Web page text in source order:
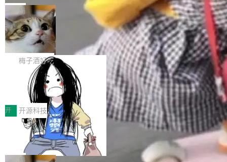
可控性和代码质量提出了更高要求。 首先是数据
安全与合规要求。对于大多数普通研发场景，公
有云模型能够满足快速试用和效率提升的需求。
但对于金融、能源、医疗等对数据安全要求较...
各业的Agent走向规模化建设，算力构成形态逐
渐丰富，用户关注的重点也在发生变化：不只是
让AI用起来，还要进一步看清混合算力时代下，
Token花在哪里、算力是否被充分利用，以及持
续增长的AI成本该如何优化。 深信服AI算力网关
正是围绕这些实际问题，从Token治理和成本治
理两个方面，让用户的每一份算力都看得清、管
得住、用得稳、省得下、更安全！ 一、从现在开
始，Token使用一目...
Bigtable 作者之一。TensorFlow 的作者之一。
Gemini 的架构师。Google 首席科学家。 Jeff D
ean 在 Google 工作了 27 年后，宣布离职。 他
不是一个人走。一同离开的还有 Sanjay Ghema
wat（Google 员工编号 23，Jeff Dean 二十多
年的编程搭档，MapReduce 和 Bigtable 的共同
作者）、Quoc Le（Google 大脑核心成员，Se
q2Seq 和 DocAI 的共同发明人）以及 Oriol Vin
yals（Gemini 联合负责人，AlphaSta...
局
🔥 SolonCode v2026.8.4 发布：界面
字体可调、22 种语言、记忆搜索增强
打开终端就能上岗的全中文编码智能体，这一轮
把「看得清、用母语、记得住」三件事一次补
齐。 SolonCode 是什么 SolonCode 是杭州无
耳科技研发的企业级终端编码智能体——一位全
中文驱动的数字员工，自主理解需求、规划步
骤、编写代码。不挑模型、不挑平台，curl 一行
装完即用。 开源地址：Gitee · GitCode · GitHu
b 安装 支持 Java 8+（8~26）、macOS / Linu
x / Windows / Harmony PC。 # macOS / Linu
x / Harmony PC curl -fsSL https://solon.noea
梅子酒好吃
让“代码语义理解”深度释放AI Coding
价值潜能：华为云码道（CodeArts）
代码仓技术解析
一、代码仓深度理解技术的作用与价值 在软件工
程实践中，代码仓是企业核心知识资产的主要载
体。企业级代码仓库通常包含数十万乃至数百万
个文件，其规模远超单次模型调用可承载的上下
文窗口。随着项目规模的持续扩张与代码历史的
不断累积，代码仓中的模块关系、接口契约、业
开 开源科技
一条“删库”命令跑 17 小时，算法工程
师删光 89TB 数据只为干私活
最高人民检察院8月4日公布了一起案件：北京一
名90后算法工程师王某，为了给自己接的私活腾